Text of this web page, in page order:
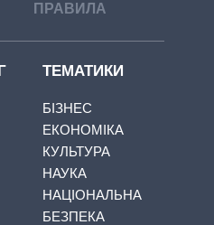
ПРАВИЛА
ТЕМАТИКИ
БІЗНЕС
ЕКОНОМІКА
КУЛЬТУРА
НАУКА
НАЦІОНАЛЬНА
БЕЗПЕКА